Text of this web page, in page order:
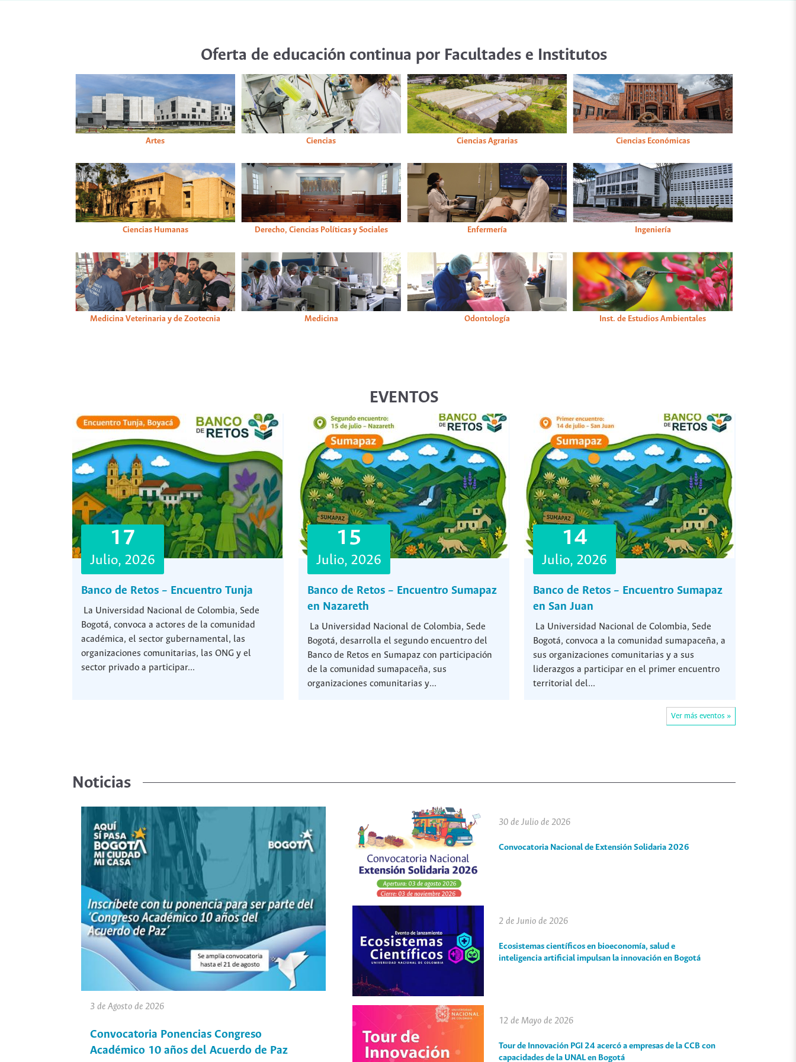
Oferta de educación continua por Facultades e Institutos
Artes Ciencias Ciencias Agrarias Ciencias Económicas
Ciencias Humanas Derecho, Ciencias Políticas y Sociales Enfermería Ingeniería
Medicina Veterinaria y de Zootecnia Medicina Odontología Inst. de Estudios Ambientales
EVENTOS
17
Julio, 2026
Banco de Retos – Encuentro Tunja
La Universidad Nacional de Colombia, Sede
Bogotá, convoca a actores de la comunidad
académica, el sector gubernamental, las
organizaciones comunitarias, las ONG y el
sector privado a participar...
15
Julio, 2026
Banco de Retos – Encuentro Sumapaz
en Nazareth
La Universidad Nacional de Colombia, Sede
Bogotá, desarrolla el segundo encuentro del
Banco de Retos en Sumapaz con participación
de la comunidad sumapaceña, sus
organizaciones comunitarias y...
14
Julio, 2026
Banco de Retos – Encuentro Sumapaz
en San Juan
La Universidad Nacional de Colombia, Sede
Bogotá, convoca a la comunidad sumapaceña, a
sus organizaciones comunitarias y a sus
liderazgos a participar en el primer encuentro
territorial del...
Ver más eventos »
3 de Agosto de 2026
Convocatoria Ponencias Congreso
Académico 10 años del Acuerdo de Paz
30 de Julio de 2026
Convocatoria Nacional de Extensión Solidaria 2026
2 de Junio de 2026
Ecosistemas científicos en bioeconomía, salud e
inteligencia artificial impulsan la innovación en Bogotá
12 de Mayo de 2026
Tour de Innovación PGI 24 acercó a empresas de la CCB con
capacidades de la UNAL en Bogotá